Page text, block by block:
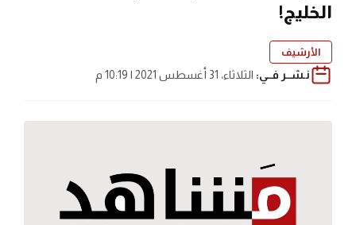
الخليج!
الأرشيف
نـشــر فــي: الثلاثاء، 31 أغسطس 2021 | 10:19 م